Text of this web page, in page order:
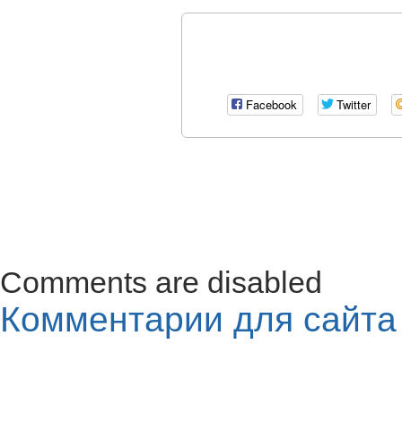
Facebook Twitter
Comments are disabled
Комментарии для